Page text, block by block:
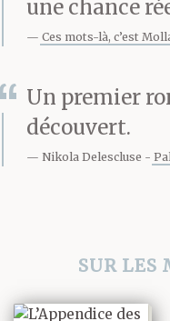
anthracite
sobre,
longs
antennes
blanches,
une chance
Ces mots-là, c’est
Un premier
découvert.
Nikola Delescluse
SUR LES